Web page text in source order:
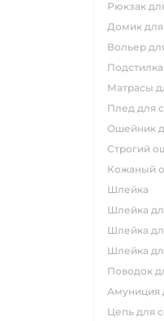
рюкзак
домик
вольер
матрасы
плед для
ошейник
строгий
кожаный
шлейка
шлейка
шлейка
шлейка
поводок
цепь для